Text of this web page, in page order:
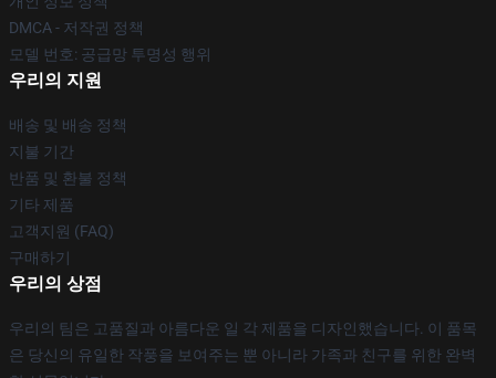
DMCA - 저작권 정책
모델 번호: 공급망 투명성 행위
우리의 지원
배송 및 배송 정책
지불 기간
반품 및 환불 정책
기타 제품
고객지원 (FAQ)
구매하기
우리의 상점
우리의 팀은 고품질과 아름다운 일 각 제품을 디자인했습니다. 이 품목
은 당신의 유일한 작풍을 보여주는 뿐 아니라 가족과 친구를 위한 완벽